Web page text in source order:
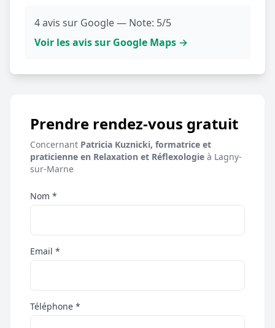
4 avis sur Google — Note: 5/5
Voir les avis sur Google Maps →
Prendre rendez-vous gratuit
Concernant Patricia Kuznicki, formatrice et
praticienne en Relaxation et Réflexologie à Lagny-
sur-Marne
Nom *
Email *
Téléphone *